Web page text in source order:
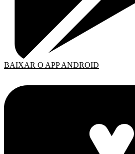
BAIXAR O APP ANDROID